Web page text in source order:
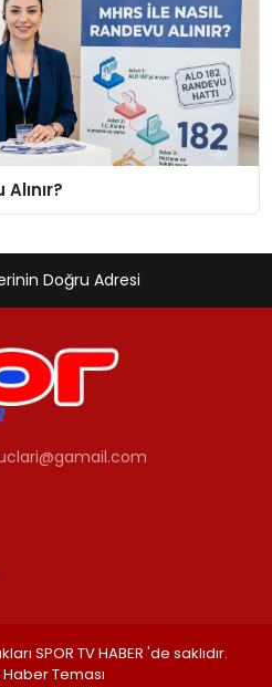
Doğru Adresi
SPOR TV HABER 'de saklıdır.
Teması